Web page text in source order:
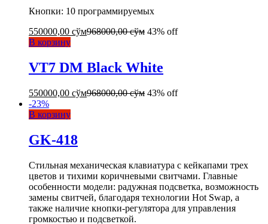
Кнопки: 10 программируемых
550000,00 сўм968000,00сўм 43% off
В корзину
VT7 DM Black White
550000,00 сўм968000,00сўм 43% off
-23%
В корзину
GK-418
Стильная механическая клавиатура с кейкапами трех
цветов и тихими коричневыми свитчами. Главные
особенности модели: радужная подсветка, возможность
замены свитчей, благодаря технологии Hot Swap, а
также наличие кнопки-регулятора для управления
громкостью и подсветкой.